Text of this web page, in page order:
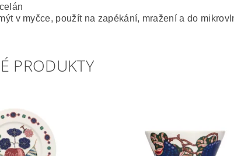
v myčce, použít na zapékání, mražení a do
PRODUKTY